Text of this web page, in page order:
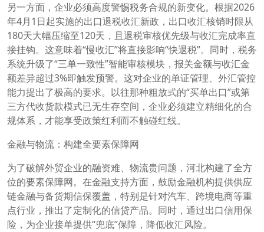
另一方面，企业必须高度警惕税务合规的新变化。根据2026
年4月1日起实施的出口退税收汇新政，出口收汇核销时限从
180天大幅压缩至120天，且退税审核优先级与收汇完成率直
接挂钩。这意味着“慢收汇”将直接影响“快退税”。同时，税务
系统升级了“三单一致性”智能审核模块，报关金额与收汇金
额差异超过3%即触发预警。这对企业的单证管理、外汇管控
能力提出了极高的要求。以往那种粗放式的“买单出口”或第
三方代收货款模式已无生存空间，企业必须建立精细化的合
规体系，才能享受政策红利而不触碰红线。
金融与物流：构建全要素保障网
为了破解外贸企业的融资难、物流贵问题，河北构建了全方
位的要素保障网。在金融支持方面，鼓励金融机构提供供应
链金融与备货期信保覆盖，特别是针对汽车、跨境电商等重
点行业，推出了定制化的信贷产品。同时，通过出口信用保
险，为企业接单提供“兜底”保障，降低收汇风险。